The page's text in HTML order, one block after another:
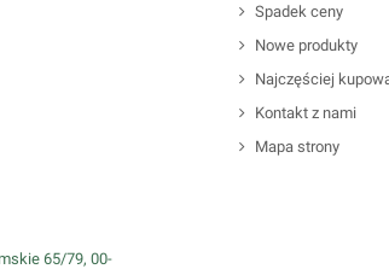
65/79, 00-
Spadek ceny
Nowe produkty
Najczęściej
Kontakt z nami
Mapa strony